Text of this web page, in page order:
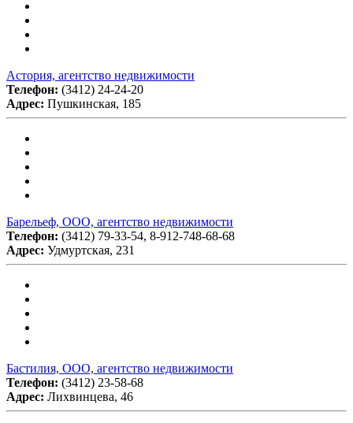
Астория, агентство недвижимости
Телефон: (3412) 24-24-20
Адрес: Пушкинская, 185
Барельеф, ООО, агентство недвижимости
Телефон: (3412) 79-33-54, 8-912-748-68-68
Адрес: Удмуртская, 231
Бастилия, ООО, агентство недвижимости
Телефон: (3412) 23-58-68
Адрес: Лихвинцева, 46